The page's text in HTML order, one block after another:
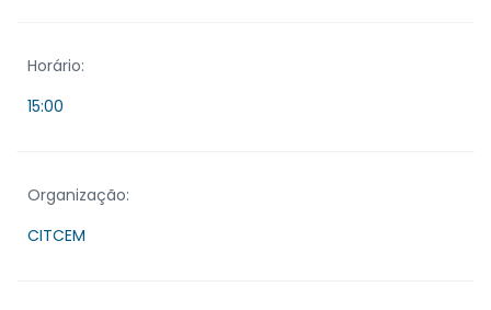
Horário:
15:00
Organização:
CITCEM